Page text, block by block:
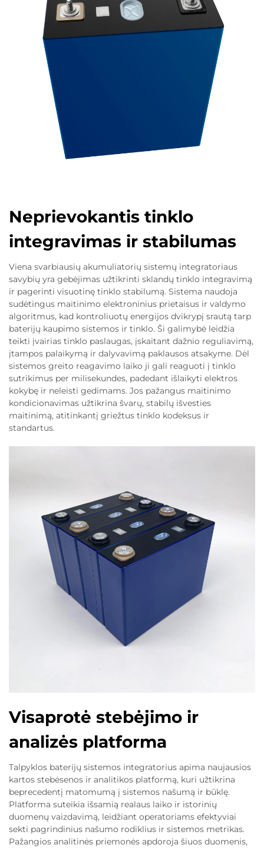
Neprievokantis tinklo
integravimas ir stabilumas
Viena svarbiausių akumuliatorių sistemų integratoriaus
savybių yra gebėjimas užtikrinti sklandų tinklo integravimą
ir pagerinti visuotinę tinklo stabilumą. Sistema naudoja
sudėtingus maitinimo elektroninius prietaisus ir valdymo
algoritmus, kad kontroliuotų energijos dvikrypį srautą tarp
baterijų kaupimo sistemos ir tinklo. Ši galimybė leidžia
teikti įvairias tinklo paslaugas, įskaitant dažnio reguliavimą,
įtampos palaikymą ir dalyvavimą paklausos atsakyme. Dėl
sistemos greito reagavimo laiko ji gali reaguoti į tinklo
sutrikimus per milisekundes, padedant išlaikyti elektros
kokybę ir neleisti gedimams. Jos pažangus maitinimo
kondicionavimas užtikrina švarų, stabilų išvesties
maitinimą, atitinkantį griežtus tinklo kodeksus ir
standartus.
Visaprotė stebėjimo ir
analizės platforma
Talpyklos baterijų sistemos integratorius apima naujausios
kartos stebėsenos ir analitikos platformą, kuri užtikrina
beprecedentį matomumą į sistemos našumą ir būklę.
Platforma suteikia išsamią realaus laiko ir istorinių
duomenų vaizdavimą, leidžiant operatoriams efektyviai
sekti pagrindinius našumo rodiklius ir sistemos metrikas.
Pažangios analitinės priemonės apdoroja šiuos duomenis,